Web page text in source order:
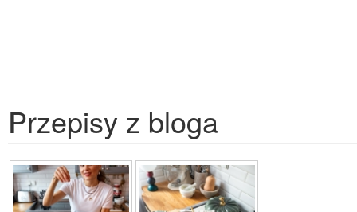
Przepisy z bloga